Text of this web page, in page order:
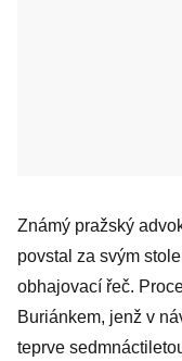
Známý pražský
povstal za svým
obhajovací řeč.
Buriánkem, jenž v
teprve